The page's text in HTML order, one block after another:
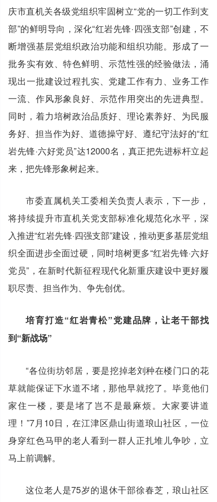
庆市直机关各级党组织牢固树立“党的一切工作到支
部”的鲜明导向，深化“红岩先锋·四强支部”创建，不
断增强基层党组织政治功能和组织功能。形成了一
批务实有效、特色鲜明、示范性强的经验做法，涌
现出一批建设过程扎实、党建工作有力、业务工作
一流、作风形象良好、示范作用突出的先进典型。
同时，着力培树政治品质好、理论素养好、为民服
务好、担当作为好、道德操守好、遵纪守法好的“红
岩先锋·六好党员”达12000名，真正把先进标杆立起
来，把先锋形象树起来。
市委直属机关工委相关负责人表示，下一步，
将持续提升市直机关党支部标准化规范化水平，深
入推进“红岩先锋·四强支部”建设，推动更多基层党组
织全面进步全面过硬，同时培树更多“红岩先锋·六好
党员”，在新时代新征程现代化新重庆建设中更好履
职尽责、担当作为、争先创优。
培育打造“红岩青松”党建品牌，让老干部找
到“新战场”
“各位街坊邻居，要是挖掉老刘种在楼门口的花
草就能保证下水道不堵，那他早就挖了。毕竟他们
家住一楼，要是堵了岂不是最麻烦。大家要讲道
理！”7月10日，在江津区鼎山街道琅山社区，一位
身穿红色马甲的老人看到一群人正扎堆儿争吵，立
马上前调解。
这位老人是75岁的退休干部徐春芝，琅山社区